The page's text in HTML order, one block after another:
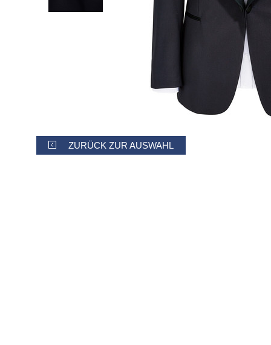
ZURÜCK ZUR AUSWAHL